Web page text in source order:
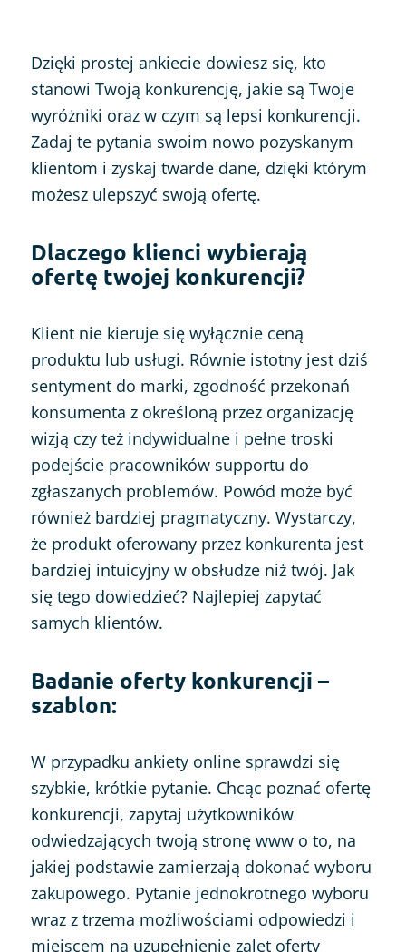
Dzięki prostej ankiecie dowiesz się, kto
stanowi Twoją konkurencję, jakie są Twoje
wyróżniki oraz w czym są lepsi konkurencji.
Zadaj te pytania swoim nowo pozyskanym
klientom i zyskaj twarde dane, dzięki którym
możesz ulepszyć swoją ofertę.
Dlaczego klienci wybierają
ofertę twojej konkurencji?
Klient nie kieruje się wyłącznie ceną
produktu lub usługi. Równie istotny jest dziś
sentyment do marki, zgodność przekonań
konsumenta z określoną przez organizację
wizją czy też indywidualne i pełne troski
podejście pracowników supportu do
zgłaszanych problemów. Powód może być
również bardziej pragmatyczny. Wystarczy,
że produkt oferowany przez konkurenta jest
bardziej intuicyjny w obsłudze niż twój. Jak
się tego dowiedzieć? Najlepiej zapytać
samych klientów.
Badanie oferty konkurencji –
szablon:
W przypadku ankiety online sprawdzi się
szybkie, krótkie pytanie. Chcąc poznać ofertę
konkurencji, zapytaj użytkowników
odwiedzających twoją stronę www o to, na
jakiej podstawie zamierzają dokonać wyboru
zakupowego. Pytanie jednokrotnego wyboru
wraz z trzema możliwościami odpowiedzi i
miejscem na uzupełnienie zalet oferty